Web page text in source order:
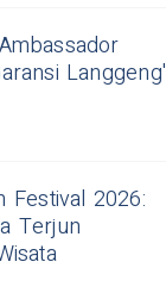
Langgeng'
Festival 2026:
Terjun